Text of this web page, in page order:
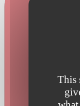
This